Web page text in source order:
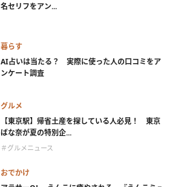
名セリフをアン...
暮らす
AI占いは当たる？ 実際に使った人の口コミをア
ンケート調査
グルメ
【東京駅】帰省土産を探している人必見！ 東京
ばな奈が夏の特別企...
＃グルメニュース
おでかけ